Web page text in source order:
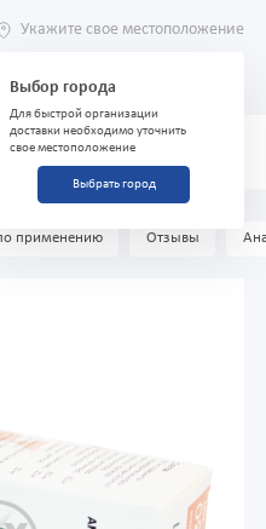
Укажите свое местоположение
Выбор города
Для быстрой организации
доставки необходимо уточнить
свое местоположение
Выбрать город
применению Отзывы